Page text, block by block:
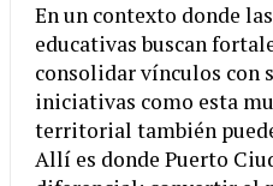
En un contexto donde
educativas buscan
consolidar vínculos con
iniciativas como esta
territorial también
Allí es donde Puerto